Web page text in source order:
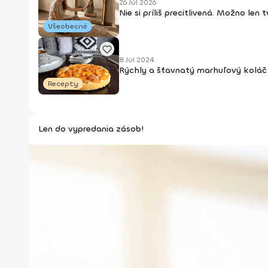
Všeobecné
26 Júl 2026
Nie si príliš precitlivená. Možno len
Recepty
8 Júl 2024
Rýchly a šťavnatý marhuľový
Len do vypredania zásob!